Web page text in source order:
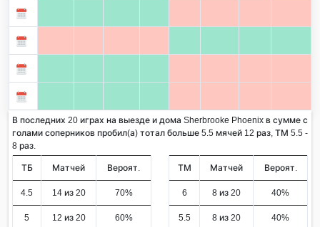
В последних 20 играх на выезде и дома Sherbrooke Phoenix в сумме с
голами соперников пробил(а) тотал больше 5.5 мячей 12 раз, ТМ 5.5 -
8 раз.
ТБ Матчей Вероят.
4.5 14 из 20 70%
5 12 из 20 60%
ТМ Матчей Вероят.
6 8 из 20 40%
5.5 8 из 20 40%